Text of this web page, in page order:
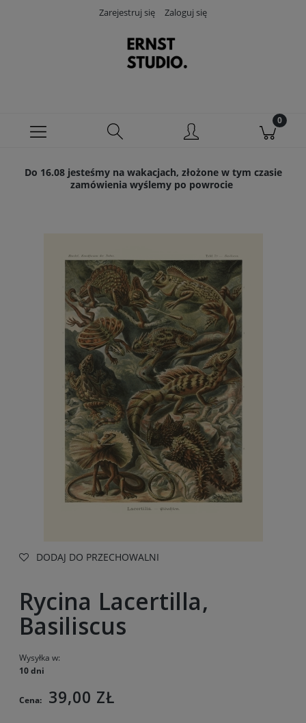
Zarejestruj się Zaloguj się
Do 16.08 jesteśmy na wakacjach, złożone w tym czasie
zamówienia wyślemy po powrocie
DODAJ DO PRZECHOWALNI
Rycina Lacertilla,
Basiliscus
Wysyłka w:
10 dni
Cena: 39,00 ZŁ